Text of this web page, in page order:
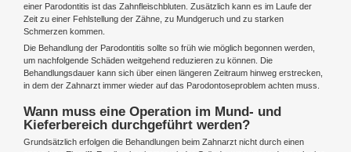
einer Parodontitis ist das Zahnfleischbluten. Zusätzlich kann es im Laufe der
Zeit zu einer Fehlstellung der Zähne, zu Mundgeruch und zu starken
Schmerzen kommen.
Die Behandlung der Parodontitis sollte so früh wie möglich begonnen werden,
um nachfolgende Schäden weitgehend reduzieren zu können. Die
Behandlungsdauer kann sich über einen längeren Zeitraum hinweg erstrecken,
in dem der Zahnarzt immer wieder auf das Parodontoseproblem achten muss.
Wann muss eine Operation im Mund- und
Kieferbereich durchgeführt werden?
Grundsätzlich erfolgen die Behandlungen beim Zahnarzt nicht durch einen